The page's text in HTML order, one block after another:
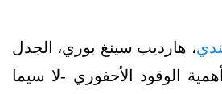
، هارديب سينغ بوري، الجدل
الوقود الأحفوري -لا سيما